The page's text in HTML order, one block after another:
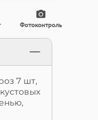
Фотоконтроль
7 шт,